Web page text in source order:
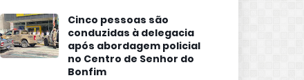
Cinco pessoas são
conduzidas à delegacia
após abordagem policial
no Centro de Senhor do
Bonfim